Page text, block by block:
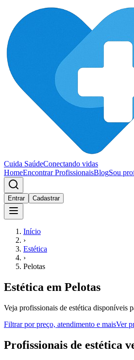
Cuida SaúdeConectando vidas
HomeEncontrar ProfissionaisBlogSou
Entrar Cadastrar
Início
›
Estética
›
Pelotas
Estética em Pelotas
Veja profissionais de estética disponíveis
Filtrar por preço, atendimento e maisVer
Profissionais de estética